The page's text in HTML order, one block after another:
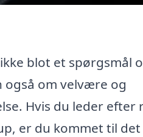
blot et spørgsmål
om velvære og
Hvis du leder efter
er du kommet til